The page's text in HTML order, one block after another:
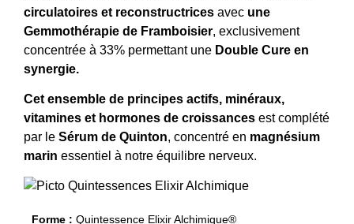
circulatoires et reconstructrices avec une
Gemmothérapie de Framboisier, exclusivement
concentrée à 33% permettant une Double Cure en
synergie.
Cet ensemble de principes actifs, minéraux,
vitamines et hormones de croissances est complété
par le Sérum de Quinton, concentré en magnésium
marin essentiel à notre équilibre nerveux.
Forme : Quintessence Elixir Alchimique®